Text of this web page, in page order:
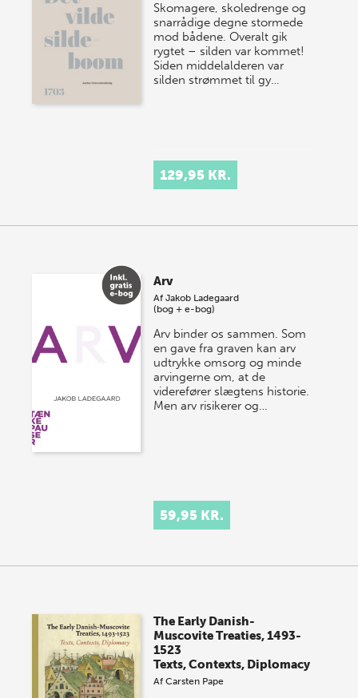
Skomagere, skoledrenge og
snarrådige degne stormede
mod bådene. Overalt gik
rygtet – silden var kommet!
Siden middelalderen var
silden strømmet til gy…
129,95 KR.
Arv
AfJakob Ladegaard
(bog + e-bog)
Arv binder os sammen. Som
en gave fra graven kan arv
udtrykke omsorg og minde
arvingerne om, at de
viderefører slægtens historie.
Men arv risikerer og…
59,95 KR.
The Early Danish-
Muscovite Treaties, 1493-
1523
Texts, Contexts, Diplomacy
AfCarsten Pape